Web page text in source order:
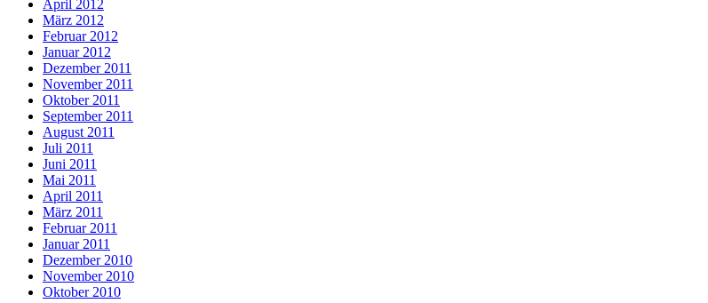
April 2012
März 2012
Februar 2012
Januar 2012
Dezember 2011
November 2011
Oktober 2011
September 2011
August 2011
Juli 2011
Juni 2011
Mai 2011
April 2011
März 2011
Februar 2011
Januar 2011
Dezember 2010
November 2010
Oktober 2010